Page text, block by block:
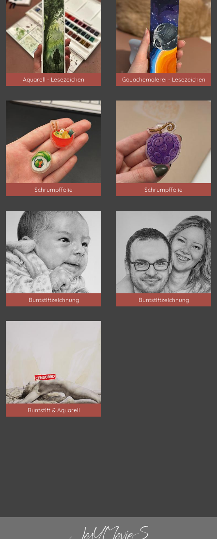
Aquarell - Lesezeichen Gouachemalerei - Lesezeichen
Schrumpffolie Schrumpffolie
Buntstiftzeichnung Buntstiftzeichnung
Buntstift & Aquarell